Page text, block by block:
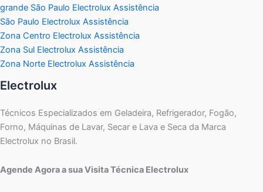
grande São Paulo Electrolux Assistência
São Paulo Electrolux Assistência
Zona Centro Electrolux Assistência
Zona Sul Electrolux Assistência
Zona Norte Electrolux Assistência
Electrolux
Técnicos Especializados em Geladeira, Refrigerador, Fogão,
Forno, Máquinas de Lavar, Secar e Lava e Seca da Marca
Electrolux no Brasil.
Agende Agora a sua Visita Técnica Electrolux